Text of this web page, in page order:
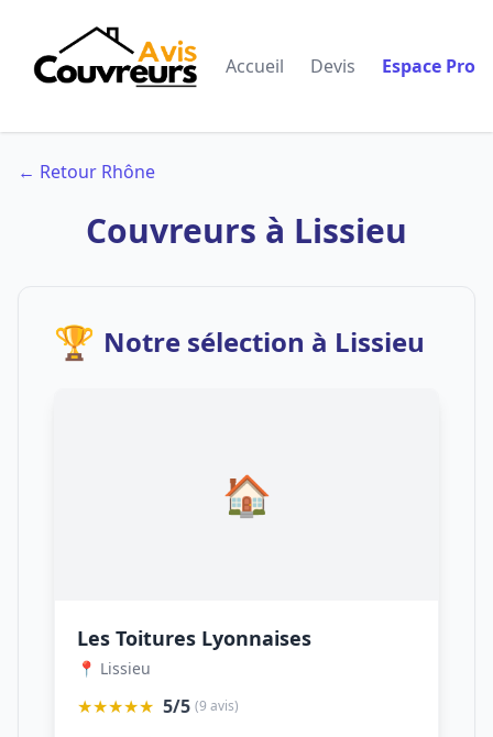
Accueil Devis Espace Pro
← Retour Rhône
Couvreurs à Lissieu
🏆 Notre sélection à Lissieu
🏠
Les Toitures Lyonnaises
📍 Lissieu
★★★★★ 5/5 (9 avis)